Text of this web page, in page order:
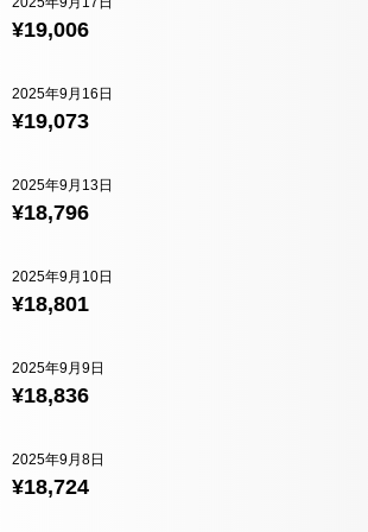
¥19,006
¥19,073
2025年9月16日
¥18,796
2025年9月13日
¥18,801
2025年9月10日
¥18,836
2025年9月9日
¥18,724
2025年9月8日